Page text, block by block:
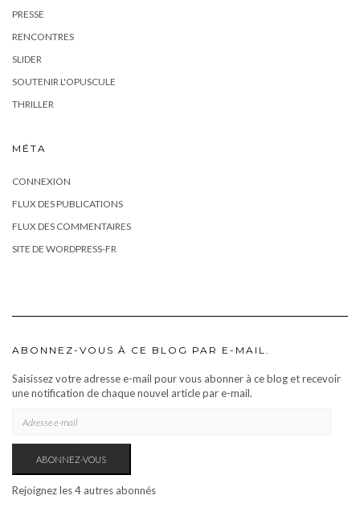
PRESSE
RENCONTRES
SLIDER
SOUTENIR L'OPUSCULE
THRILLER
MÉTA
CONNEXION
FLUX DES PUBLICATIONS
FLUX DES COMMENTAIRES
SITE DE WORDPRESS-FR
ABONNEZ-VOUS À CE BLOG PAR E-MAIL.
Saisissez votre adresse e-mail pour vous abonner à ce blog et recevoir
une notification de chaque nouvel article par e-mail.
ABONNEZ-VOUS
Rejoignez les 4 autres abonnés